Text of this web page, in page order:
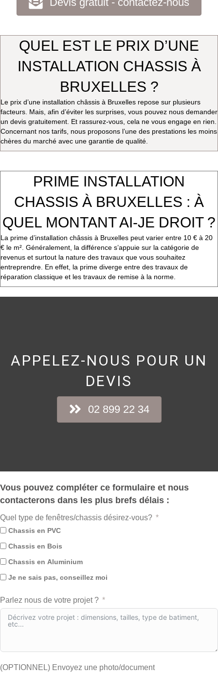
QUEL EST LE PRIX D’UNE
INSTALLATION CHASSIS À
BRUXELLES ?
Le prix d’une installation châssis à Bruxelles repose sur plusieurs
facteurs. Mais, afin d’éviter les surprises, vous pouvez nous demander
un devis gratuitement. Et rassurez-vous, cela ne vous engage en rien.
Concernant nos tarifs, nous proposons l’une des prestations les moins
chères du marché avec une garantie de qualité.
PRIME INSTALLATION
CHASSIS À BRUXELLES : À
QUEL MONTANT AI-JE DROIT ?
La prime d’installation châssis à Bruxelles peut varier entre 10 € à 20
€ le m². Généralement, la différence s’appuie sur la catégorie de
revenus et surtout la nature des travaux que vous souhaitez
entreprendre. En effet, la prime diverge entre des travaux de
réparation classique et les travaux de remise à la norme.
APPELEZ-NOUS POUR UN
DEVIS
02 899 22 34
Vous pouvez compléter ce formulaire et nous
contacterons dans les plus brefs délais :
Quel type de fenêtres/chassis désirez-vous?
Chassis en PVC
Chassis en Bois
Chassis en Aluminium
Je ne sais pas, conseillez moi
Parlez nous de votre projet ?
(OPTIONNEL) Envoyez une photo/document